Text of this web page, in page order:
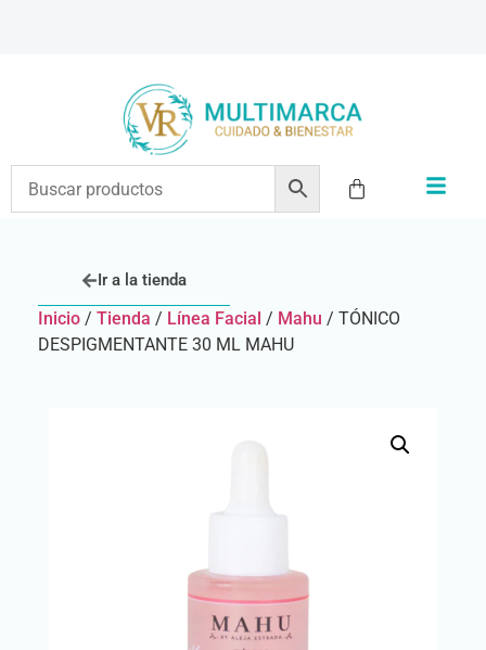
Ir a la tienda
Inicio / Tienda / Línea Facial / Mahu / TÓNICO
DESPIGMENTANTE 30 ML MAHU